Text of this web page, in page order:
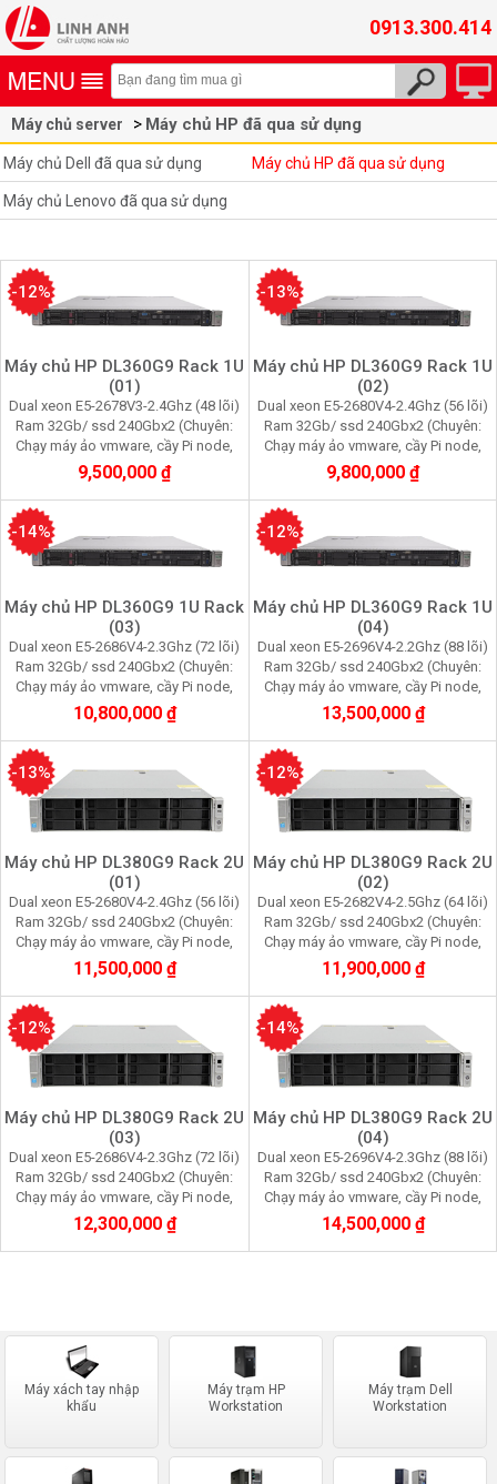
0913.300.414
Máy chủ server Máy chủ HP đã qua sử dụng
Máy chủ Dell đã qua sử dụng Máy chủ HP đã qua sử dụng
Máy chủ Lenovo đã qua sử dụng
Máy chủ HP DL360G9 Rack 1U
(01)
Dual xeon E5-2678V3-2.4Ghz (48 lõi)
Ram 32Gb/ ssd 240Gbx2 (Chuyên:
Chạy máy ảo vmware, cầy Pi node,
youtube, facebook, quản lý data
tools)
9,500,000 ₫
-12%
Máy chủ HP DL360G9 Rack 1U
(02)
Dual xeon E5-2680V4-2.4Ghz (56 lõi)
Ram 32Gb/ ssd 240Gbx2 (Chuyên:
Chạy máy ảo vmware, cầy Pi node,
youtube, facebook, quản lý data tool)
9,800,000 ₫
-13%
Máy chủ HP DL360G9 1U Rack
(03)
Dual xeon E5-2686V4-2.3Ghz (72 lõi)
Ram 32Gb/ ssd 240Gbx2 (Chuyên:
Chạy máy ảo vmware, cầy Pi node,
youtube, facebook, quản lý data tool)
10,800,000 ₫
-14%
Máy chủ HP DL360G9 Rack 1U
(04)
Dual xeon E5-2696V4-2.2Ghz (88 lõi)
Ram 32Gb/ ssd 240Gbx2 (Chuyên:
Chạy máy ảo vmware, cầy Pi node,
youtube, facebook, quản lý data tool)
13,500,000 ₫
-12%
Máy chủ HP DL380G9 Rack 2U
(01)
Dual xeon E5-2680V4-2.4Ghz (56 lõi)
Ram 32Gb/ ssd 240Gbx2 (Chuyên:
Chạy máy ảo vmware, cầy Pi node,
youtube, facebook, quản lý data tool)
11,500,000 ₫
-13%
Máy chủ HP DL380G9 Rack 2U
(02)
Dual xeon E5-2682V4-2.5Ghz (64 lõi)
Ram 32Gb/ ssd 240Gbx2 (Chuyên:
Chạy máy ảo vmware, cầy Pi node,
youtube, facebook, quản lý data tool)
11,900,000 ₫
-12%
Máy chủ HP DL380G9 Rack 2U
(03)
Dual xeon E5-2686V4-2.3Ghz (72 lõi)
Ram 32Gb/ ssd 240Gbx2 (Chuyên:
Chạy máy ảo vmware, cầy Pi node,
youtube, facebook, quản lý data tool)
12,300,000 ₫
-12%
Máy chủ HP DL380G9 Rack 2U
(04)
Dual xeon E5-2696V4-2.3Ghz (88 lõi)
Ram 32Gb/ ssd 240Gbx2 (Chuyên:
Chạy máy ảo vmware, cầy Pi node,
youtube, facebook, quản lý data tool)
14,500,000 ₫
-14%
Máy xách tay nhập
khẩu
Máy trạm HP
Workstation
Máy trạm Dell
Workstation